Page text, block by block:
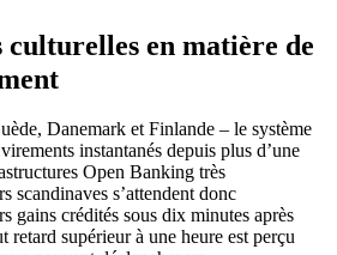
culturelles en matière de
Danemark et Finlande – le système
instantanés depuis plus d’une
Open Banking très
scandinaves s’attendent donc
gains crédités sous dix minutes après
supérieur à une heure est perçu